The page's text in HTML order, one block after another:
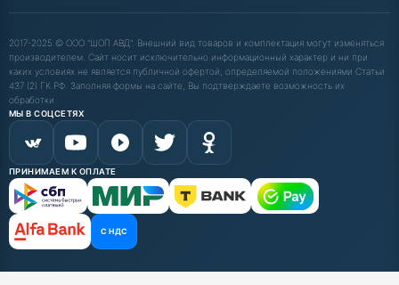
2017-2025 © ООО "ШОП АВД". Внешний вид товаров и комплектация могут изменяться
производителем. Сайт носит исключительно информационный характер и ни при
каких условиях не является публичной офертой, определяемой положениями Статьи
437 (2) ГК РФ. Заполняя формы на сайте, Вы подтверждаете возможность их
обработки.
МЫ В СОЦСЕТЯХ
ПРИНИМАЕМ К ОПЛАТЕ
С НДС